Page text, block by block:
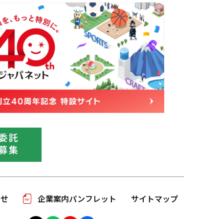
企業案内パンフレット サイトマップ